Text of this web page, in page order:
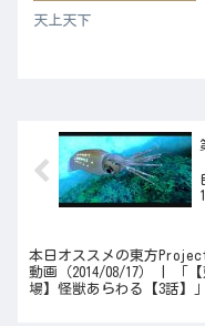
天上天下
本日オススメの東方
動画（2014/08/17） | 「【
場】怪獣あらわる【3話】